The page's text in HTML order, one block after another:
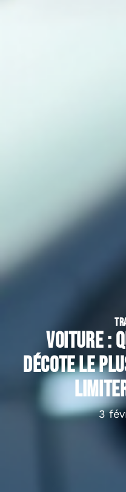
Voiture :
décote le
3